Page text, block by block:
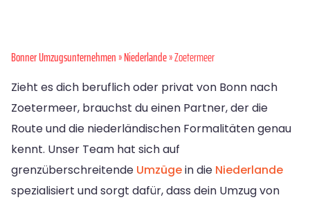
Bonner Umzugsunternehmen»Niederlande» Zoetermeer
Zieht es dich beruflich oder privat von Bonn nach
Zoetermeer, brauchst du einen Partner, der die
Route und die niederländischen Formalitäten genau
kennt. Unser Team hat sich auf
grenzüberschreitende Umzügein die Niederlande
spezialisiert und sorgt dafür, dass dein Umzug von